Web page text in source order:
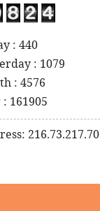
: 440
: 1079
: 4576
161905
216.73.217.70